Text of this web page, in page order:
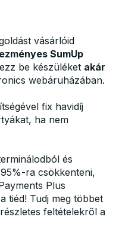
vásárlóid
SumUp
be készüléket akár
webáruházában.
fix havidíj
ha nem
és
ra csökkenteni,
Plus
tiéd! Tudj meg többet
feltételekről a